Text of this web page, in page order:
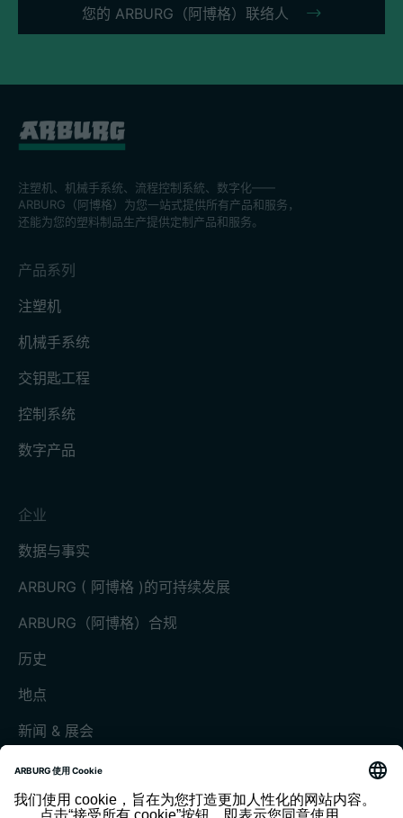
您的 ARBURG（阿博格）联络人
注塑机、机械手系统、流程控制系統、数字化——
ARBURG（阿博格）为您一站式提供所有产品和服务，
还能为您的塑料制品生产提供定制产品和服务。
产品系列
注塑机
机械手系统
交钥匙工程
控制系统
数字产品
企业
数据与事实
ARBURG ( 阿博格 )的可持续发展
ARBURG（阿博格）合规
历史
地点
新闻 & 展会
展会和活动
媒体中心